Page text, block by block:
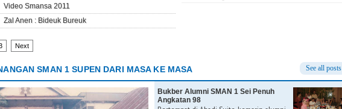
Video Smansa 2011
Zal Anen : Bideuk Bureuk
Next
See all posts
SMAN 1 SUPEN DARI MASA KE MASA
Bukber Alumni SMAN 1 Sei Penuh
Angkatan 98